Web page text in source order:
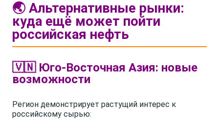
🌏 Альтернативные рынки:
куда ещё может пойти
российская нефть
🇻🇳 Юго-Восточная Азия: новые
возможности
Регион демонстрирует растущий интерес к
российскому сырью: